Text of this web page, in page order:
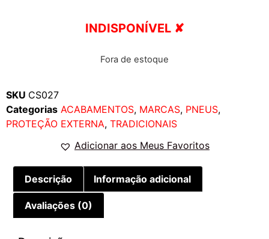
INDISPONÍVEL ✘
Fora de estoque
SKU CS027
Categorias ACABAMENTOS, MARCAS, PNEUS,
PROTEÇÃO EXTERNA, TRADICIONAIS
Adicionar aos Meus Favoritos
Descrição Informação adicional
Avaliações (0)